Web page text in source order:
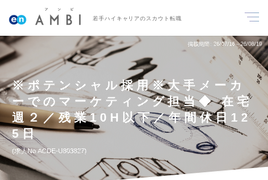
若手ハイキャリアのスカウト転職
掲載期間 26/07/16～26/08/19
※ポテンシャル採用※大手メーカ
ーでのマーケティング担当◆ 在宅
週２／残業10H以下／年間休日12
5日
求人No.ACDE-U803827